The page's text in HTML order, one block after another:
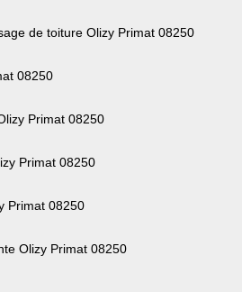
de toiture Olizy Primat 08250
08250
Primat 08250
Primat 08250
Primat 08250
Olizy Primat 08250